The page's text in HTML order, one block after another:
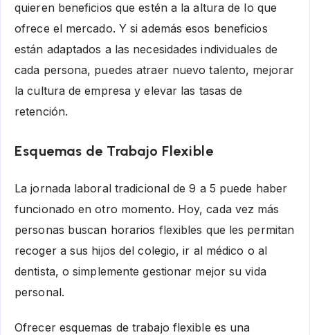
quieren beneficios que estén a la altura de lo que
ofrece el mercado. Y si además esos beneficios
están adaptados a las necesidades individuales de
cada persona, puedes atraer nuevo talento, mejorar
la cultura de empresa y elevar las tasas de
retención.
Esquemas de Trabajo Flexible
La jornada laboral tradicional de 9 a 5 puede haber
funcionado en otro momento. Hoy, cada vez más
personas buscan horarios flexibles que les permitan
recoger a sus hijos del colegio, ir al médico o al
dentista, o simplemente gestionar mejor su vida
personal.
Ofrecer esquemas de trabajo flexible es una